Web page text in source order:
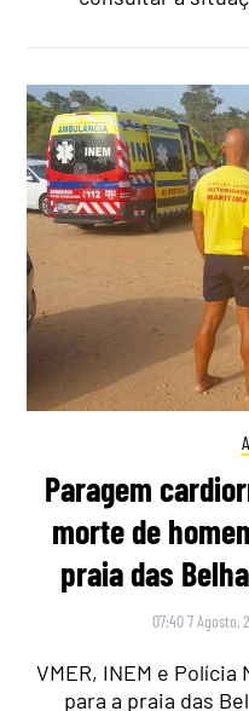
Paragem
morte de
praia das
07:40 7 Agosto,
VMER, INEM e
para a praia das